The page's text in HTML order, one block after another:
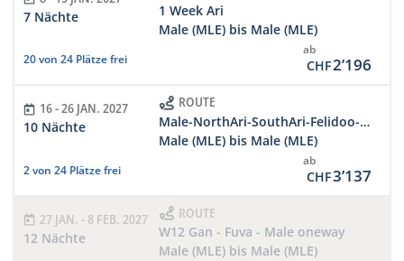
7 Nächte
1 Week Ari
Male (MLE) bis Male (MLE)
ab
CHF2’196
20 von 24 Plätze frei
16 - 26 JAN. 2027
10 Nächte
ROUTE
Male-NorthAri-SouthAri-Felidoo-SouthMale-Male
Male (MLE) bis Male (MLE)
ab
CHF3’137
2 von 24 Plätze frei
27 JAN. - 8 FEB. 2027
12 Nächte
ROUTE
W12 Gan - Fuva - Male oneway
Male (MLE) bis Male (MLE)